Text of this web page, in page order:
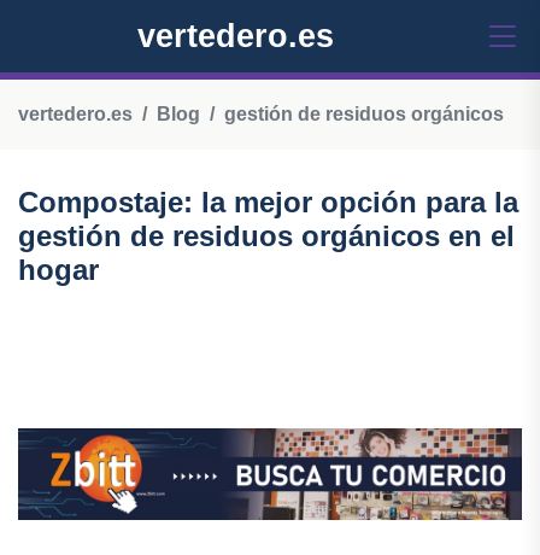
vertedero.es
vertedero.es Blog gestión de residuos orgánicos
Compostaje: la mejor opción para la
gestión de residuos orgánicos en el
hogar